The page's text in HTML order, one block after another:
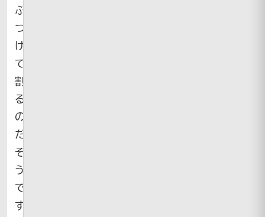
ぶ
つ
け
て
割
る
の
だ
そ
う
で
す。